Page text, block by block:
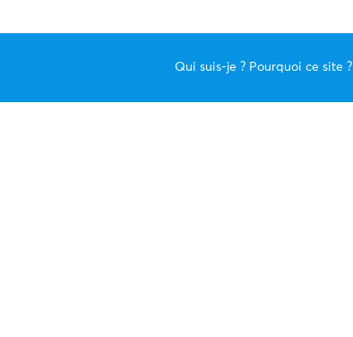
Qui suis-je ? Pourquoi ce site ?